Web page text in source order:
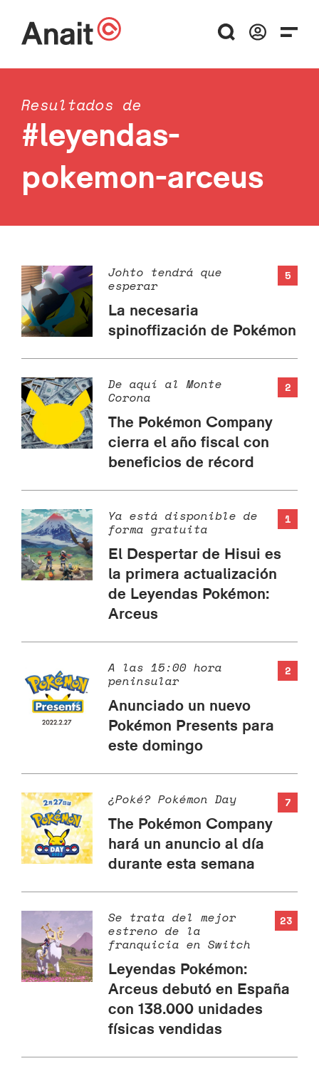
Resultados de
#leyendas-
pokemon-arceus
5
Johto tendrá que
esperar
La necesaria
spinoffización de Pokémon
2
De aquí al Monte
Corona
The Pokémon Company
cierra el año fiscal con
beneficios de récord
1
Ya está disponible de
forma gratuita
El Despertar de Hisui es
la primera actualización
de Leyendas Pokémon:
Arceus
2
A las 15:00 hora
peninsular
Anunciado un nuevo
Pokémon Presents para
este domingo
7
¿Poké? Pokémon Day
The Pokémon Company
hará un anuncio al día
durante esta semana
23
Se trata del mejor
estreno de la
franquicia en Switch
Leyendas Pokémon:
Arceus debutó en España
con 138.000 unidades
físicas vendidas